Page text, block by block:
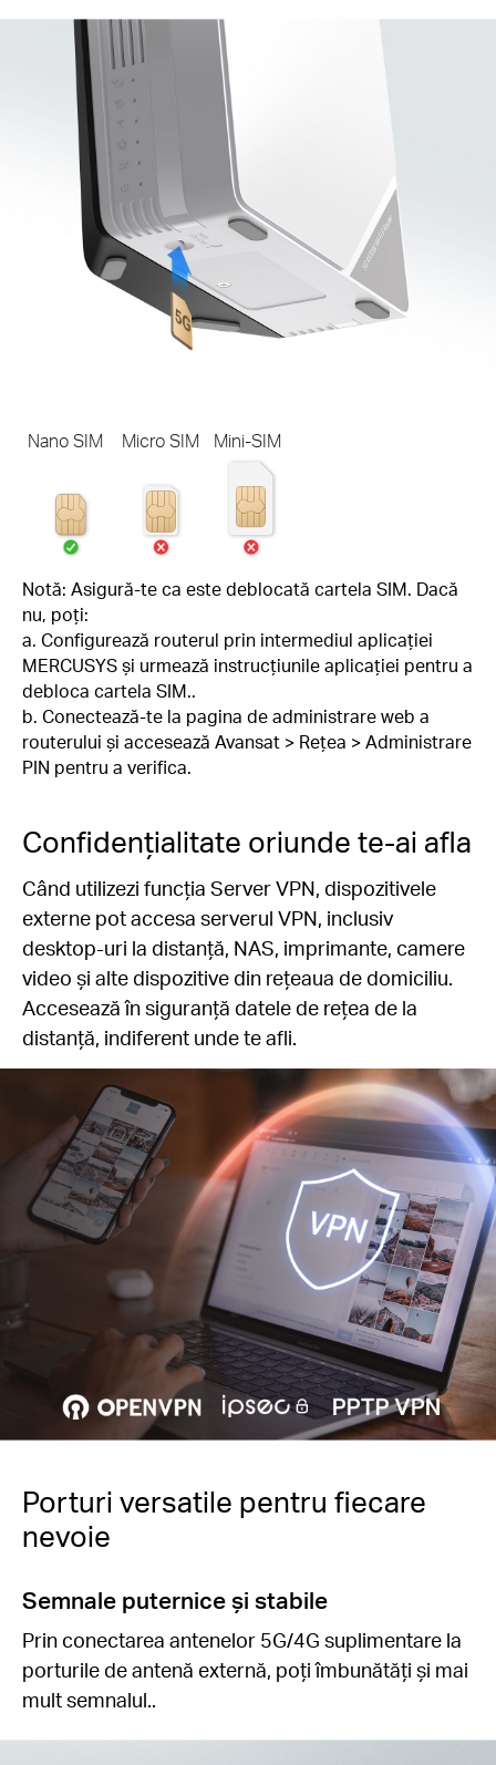
Nano SIM Micro SIM Mini-SIM
Notă: Asigură-te ca este deblocată cartela SIM. Dacă
nu, poți:
a. Configurează routerul prin intermediul aplicației
MERCUSYS și urmează instrucțiunile aplicației pentru a
debloca cartela SIM..
b. Conectează-te la pagina de administrare web a
routerului și accesează Avansat > Rețea > Administrare
PIN pentru a verifica.
Confidențialitate oriunde te-ai afla
Când utilizezi funcția Server VPN, dispozitivele
externe pot accesa serverul VPN, inclusiv
desktop-uri la distanță, NAS, imprimante, camere
video și alte dispozitive din rețeaua de domiciliu.
Accesează în siguranță datele de rețea de la
distanță, indiferent unde te afli.
Porturi versatile pentru fiecare
nevoie
Semnale puternice și stabile
Prin conectarea antenelor 5G/4G suplimentare la
porturile de antenă externă, poți îmbunătăți și mai
mult semnalul..